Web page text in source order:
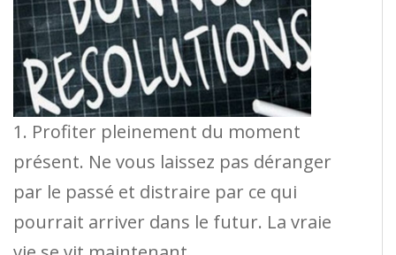
1. Profiter pleinement du moment
présent. Ne vous laissez pas déranger
par le passé et distraire par ce qui
pourrait arriver dans le futur. La vraie